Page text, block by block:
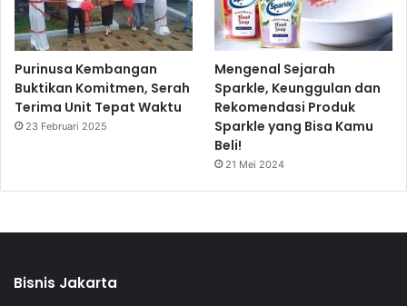
Purinusa Kembangan
Buktikan Komitmen, Serah
Terima Unit Tepat Waktu
23 Februari 2025
Mengenal Sejarah
Sparkle, Keunggulan dan
Rekomendasi Produk
Sparkle yang Bisa Kamu
Beli!
21 Mei 2024
Bisnis Jakarta